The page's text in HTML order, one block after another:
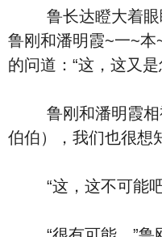
鲁长达瞪大着眼
鲁刚和潘明霞~一~
的问道：“这，这又
鲁刚和潘明霞相
伯伯），我们也很想
“这，这不可能吧